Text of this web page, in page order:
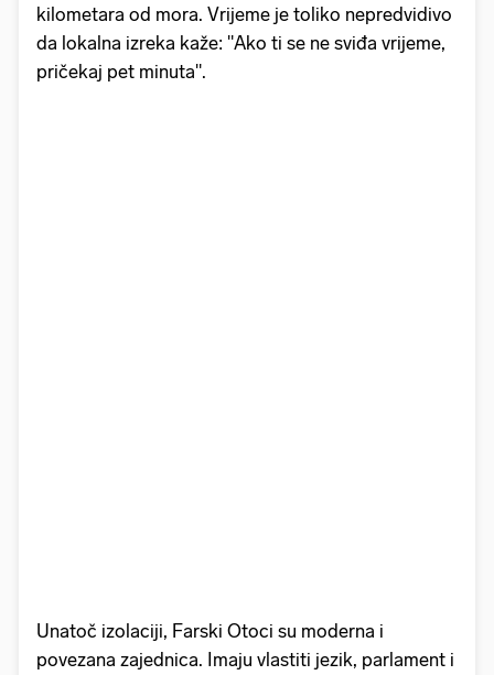
kilometara od mora. Vrijeme je toliko nepredvidivo
da lokalna izreka kaže: "Ako ti se ne sviđa vrijeme,
pričekaj pet minuta".
Unatoč izolaciji, Farski Otoci su moderna i
povezana zajednica. Imaju vlastiti jezik, parlament i